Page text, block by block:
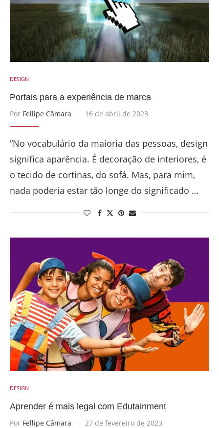
DESIGN
Portais para a experiência de marca
Por Fellipe Câmara 16 de abril de 2023
“No vocabulário da maioria das pessoas, design
significa aparência. É decoração de interiores, é
o tecido de cortinas, do sofá. Mas, para mim,
nada poderia estar tão longe do significado …
DESIGN
Aprender é mais legal com Edutainment
Por Fellipe Câmara 27 de fevereiro de 2023